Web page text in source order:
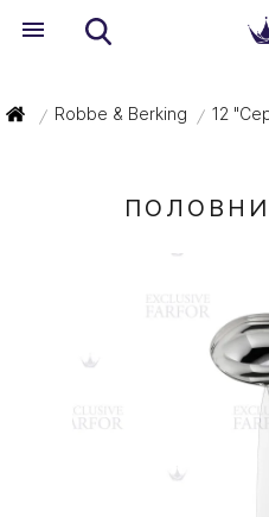
/ Robbe & Berking / 12